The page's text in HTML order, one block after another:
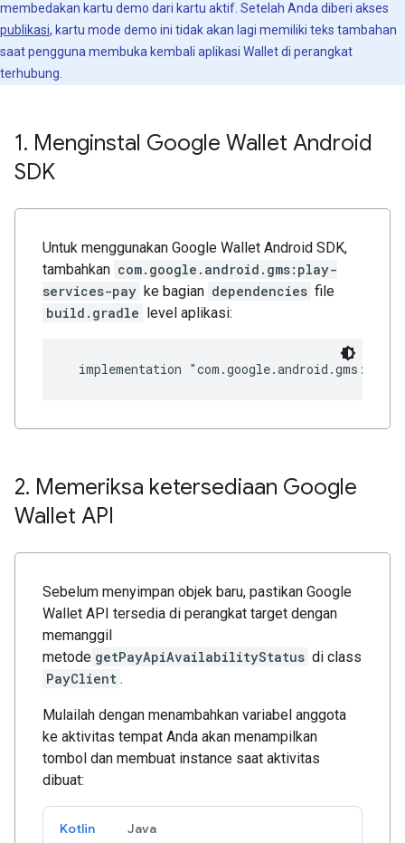
membedakan kartu demo dari kartu aktif. Setelah Anda diberi akses
publikasi, kartu mode demo ini tidak akan lagi memiliki teks tambahan
saat pengguna membuka kembali aplikasi Wallet di perangkat
terhubung.
1. Menginstal Google Wallet Android
SDK
Untuk menggunakan Google Wallet Android SDK,
tambahkan com.google.android.gms:play-
services-pay ke bagian dependencies file
build.gradle level aplikasi:
2. Memeriksa ketersediaan Google
Wallet API
Sebelum menyimpan objek baru, pastikan Google
Wallet API tersedia di perangkat target dengan
memanggil
metode getPayApiAvailabilityStatus di class
PayClient .
Mulailah dengan menambahkan variabel anggota
ke aktivitas tempat Anda akan menampilkan
tombol dan membuat instance saat aktivitas
dibuat:
Kotlin Java